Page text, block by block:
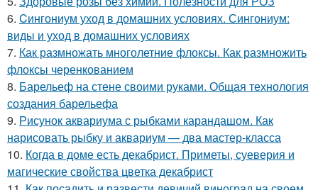
6. Cингониум уход в домашних условиях. Сингониум:
виды и уход в домашних условиях
7. Как размножать многолетние флоксы. Как размножить
флоксы черенкованием
8. Барельеф на стене своими руками. Общая технология
создания барельефа
9. Рисунок аквариума с рыбками карандашом. Как
нарисовать рыбку и аквариум — два мастер-класса
10. Когда в доме есть декабрист. Приметы, суеверия и
магические свойства цветка декабрист